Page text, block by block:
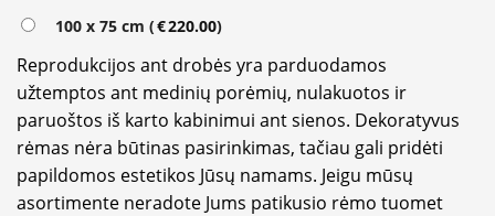
100 x 75 cm (€220.00)
Reprodukcijos ant drobės yra parduodamos
užtemptos ant medinių porėmių, nulakuotos ir
paruoštos iš karto kabinimui ant sienos. Dekoratyvus
rėmas nėra būtinas pasirinkimas, tačiau gali pridėti
papildomos estetikos Jūsų namams. Jeigu mūsų
asortimente neradote Jums patikusio rėmo tuomet